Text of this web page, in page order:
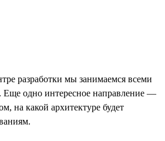
разработки мы занимаемся всеми
Еще одно интересное направление —
на какой архитектуре будет